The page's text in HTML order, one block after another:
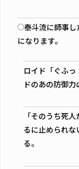
泰斗流に師事
になります。
ロイド「ぐふ
ドのあの防御
「そのうち死
るに止められ
る。